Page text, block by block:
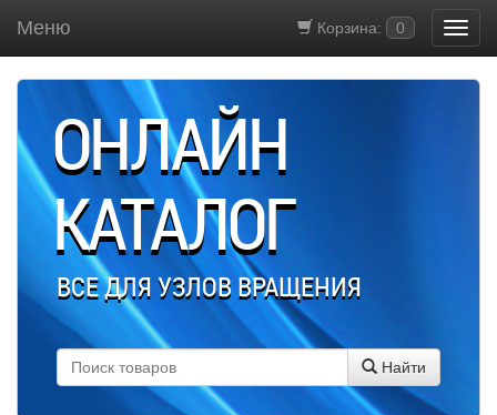
Корзина: 0
Меню
ОНЛАЙН
КАТАЛОГ
ВСЕ ДЛЯ УЗЛОВ ВРАЩЕНИЯ
Найти